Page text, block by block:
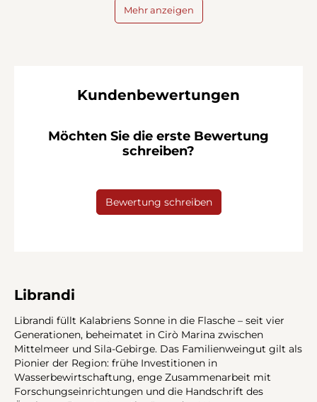
Mehr anzeigen
Kundenbewertungen
Möchten Sie die erste Bewertung
schreiben?
Bewertung schreiben
Librandi
Librandi füllt Kalabriens Sonne in die Flasche – seit vier
Generationen, beheimatet in Cirò Marina zwischen
Mittelmeer und Sila-Gebirge. Das Familienweingut gilt als
Pionier der Region: frühe Investitionen in
Wasserbewirtschaftung, enge Zusammenarbeit mit
Forschungseinrichtungen und die Handschrift des